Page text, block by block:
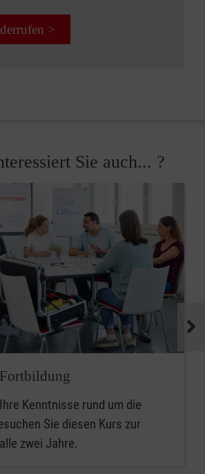
>
Sie auch... ?
Kenntnisse rund um die
Sie diesen Kurs zur
zwei Jahre.